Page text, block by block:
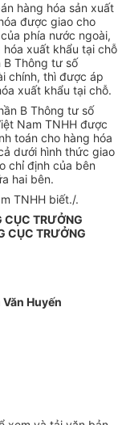
hàng hóa sản xuất
được giao cho
phía nước ngoài,
xuất khẩu tại chỗ
B Thông tư số
chính, thì được áp
xuất khẩu tại chỗ.
B Thông tư số
Nam TNHH được
toán cho hàng hóa
dưới hình thức giao
chỉ định của bên
hai bên.
TNHH biết./.
CỤC TRƯỞNG
CỤC TRƯỞNG
Văn Huyến